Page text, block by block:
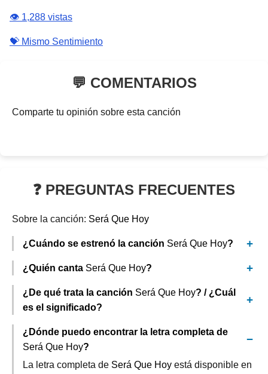
👁️ 1,288 vistas
💝 Mismo Sentimiento
💬 COMENTARIOS
Comparte tu opinión sobre esta canción
❓ PREGUNTAS FRECUENTES
Sobre la canción: Será Que Hoy
¿Cuándo se estrenó la canción Será Que Hoy?
¿Quién canta Será Que Hoy?
¿De qué trata la canción Será Que Hoy? / ¿Cuál
es el significado?
¿Dónde puedo encontrar la letra completa de
Será Que Hoy?
La letra completa de Será Que Hoy está disponible en